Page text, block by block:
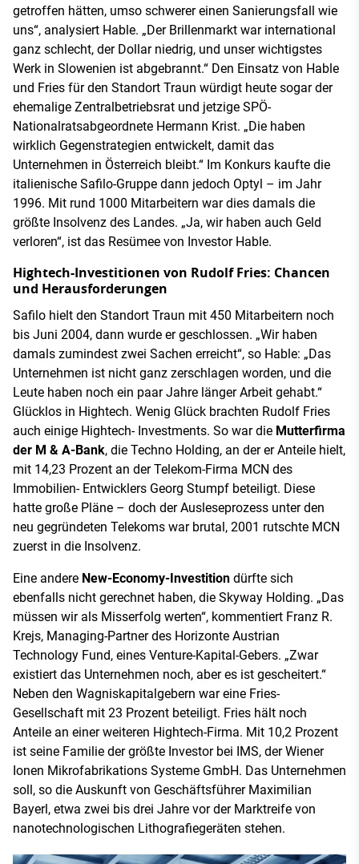
getroffen hätten, umso schwerer einen Sanierungsfall wie
uns“, analysiert Hable. „Der Brillenmarkt war international
ganz schlecht, der Dollar niedrig, und unser wichtigstes
Werk in Slowenien ist abgebrannt.“ Den Einsatz von Hable
und Fries für den Standort Traun würdigt heute sogar der
ehemalige Zentralbetriebsrat und jetzige SPÖ-
Nationalratsabgeordnete Hermann Krist. „Die haben
wirklich Gegenstrategien entwickelt, damit das
Unternehmen in Österreich bleibt.“ Im Konkurs kaufte die
italienische Safilo-Gruppe dann jedoch Optyl – im Jahr
1996. Mit rund 1000 Mitarbeitern war dies damals die
größte Insolvenz des Landes. „Ja, wir haben auch Geld
verloren“, ist das Resümee von Investor Hable.
Hightech-Investitionen von Rudolf Fries: Chancen
und Herausforderungen
Safilo hielt den Standort Traun mit 450 Mitarbeitern noch
bis Juni 2004, dann wurde er geschlossen. „Wir haben
damals zumindest zwei Sachen erreicht“, so Hable: „Das
Unternehmen ist nicht ganz zerschlagen worden, und die
Leute haben noch ein paar Jahre länger Arbeit gehabt.“
Glücklos in Hightech. Wenig Glück brachten Rudolf Fries
auch einige Hightech- Investments. So war die Mutterfirma
der M & A-Bank, die Techno Holding, an der er Anteile hielt,
mit 14,23 Prozent an der Telekom-Firma MCN des
Immobilien- Entwicklers Georg Stumpf beteiligt. Diese
hatte große Pläne – doch der Ausleseprozess unter den
neu gegründeten Telekoms war brutal, 2001 rutschte MCN
zuerst in die Insolvenz.
Eine andere New-Economy-Investition dürfte sich
ebenfalls nicht gerechnet haben, die Skyway Holding. „Das
müssen wir als Misserfolg werten“, kommentiert Franz R.
Krejs, Managing-Partner des Horizonte Austrian
Technology Fund, eines Venture-Kapital-Gebers. „Zwar
existiert das Unternehmen noch, aber es ist gescheitert.“
Neben den Wagniskapitalgebern war eine Fries-
Gesellschaft mit 23 Prozent beteiligt. Fries hält noch
Anteile an einer weiteren Hightech-Firma. Mit 10,2 Prozent
ist seine Familie der größte Investor bei IMS, der Wiener
Ionen Mikrofabrikations Systeme GmbH. Das Unternehmen
soll, so die Auskunft von Geschäftsführer Maximilian
Bayerl, etwa zwei bis drei Jahre vor der Marktreife von
nanotechnologischen Lithografiegeräten stehen.